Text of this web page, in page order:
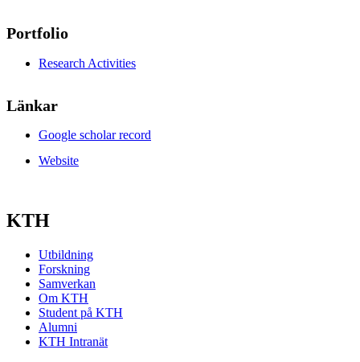
Portfolio
Research Activities
Länkar
Google scholar record
Website
KTH
Utbildning
Forskning
Samverkan
Om KTH
Student på KTH
Alumni
KTH Intranät